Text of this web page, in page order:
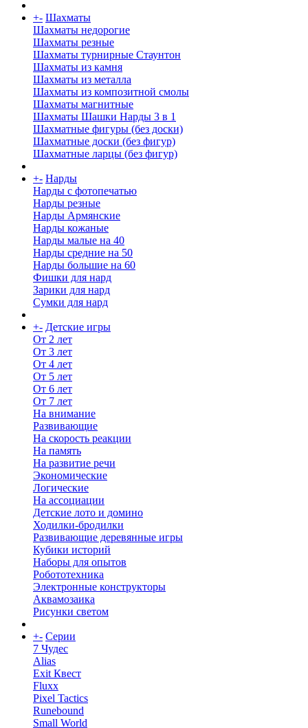
+- Шахматы
Шахматы недорогие
Шахматы резные
Шахматы турнирные Стаунтон
Шахматы из камня
Шахматы из металла
Шахматы из композитной смолы
Шахматы магнитные
Шахматы Шашки Нарды 3 в 1
Шахматные фигуры (без доски)
Шахматные доски (без фигур)
Шахматные ларцы (без фигур)
+- Нарды
Нарды с фотопечатью
Нарды резные
Нарды Армянские
Нарды кожаные
Нарды малые на 40
Нарды средние на 50
Нарды большие на 60
Фишки для нард
Зарики для нард
Сумки для нард
+- Детские игры
От 2 лет
От 3 лет
От 4 лет
От 5 лет
От 6 лет
От 7 лет
На внимание
Развивающие
На скорость реакции
На память
На развитие речи
Экономические
Логические
На ассоциации
Детские лото и домино
Ходилки-бродилки
Развивающие деревянные игры
Кубики историй
Наборы для опытов
Робототехника
Электронные конструкторы
Аквамозаика
Рисунки светом
+- Серии
7 Чудес
Alias
Exit Квест
Fluxx
Pixel Tactics
Runebound
Small World